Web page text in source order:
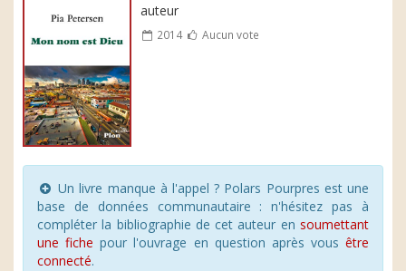
auteur
2014 Aucun vote
Un livre manque à l'appel ? Polars Pourpres est une
base de données communautaire : n'hésitez pas à
compléter la bibliographie de cet auteur en soumettant
une fiche pour l'ouvrage en question après vous être
connecté.